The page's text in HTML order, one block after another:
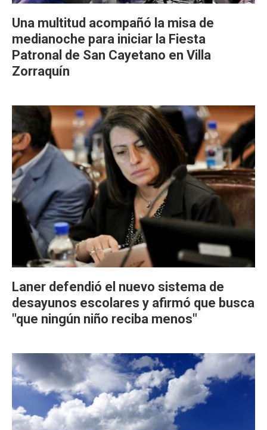
Una multitud acompañó la misa de
medianoche para iniciar la Fiesta
Patronal de San Cayetano en Villa
Zorraquín
Laner defendió el nuevo sistema de
desayunos escolares y afirmó que busca
"que ningún niño reciba menos"